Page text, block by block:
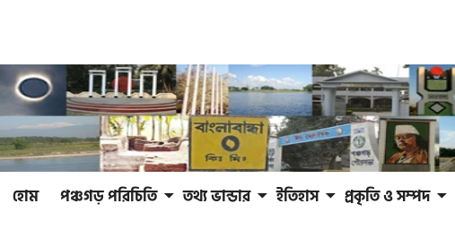
হোম পঞ্চগড় পরিচিতি তথ্য ভান্ডার ইতিহাস প্রকৃতি ও সম্পদ